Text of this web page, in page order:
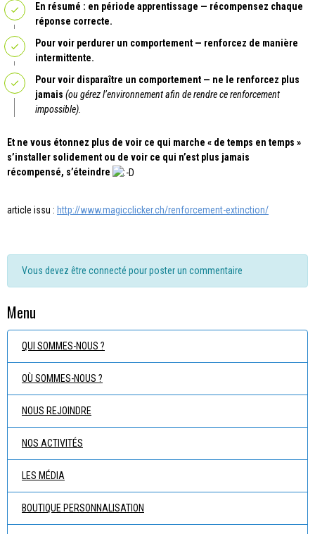
En résumé : en période apprentissage — récompensez chaque
réponse correcte.
Pour voir perdurer un comportement — renforcez de manière
intermittente.
Pour voir disparaître un comportement — ne le renforcez plus
jamais (ou gérez l’environnement afin de rendre ce renforcement
impossible).
Et ne vous étonnez plus de voir ce qui marche « de temps en temps »
s’installer solidement ou de voir ce qui n’est plus jamais
récompensé, s’éteindre
article issu : http://www.magicclicker.ch/renforcement-extinction/
Vous devez être connecté pour poster un commentaire
Menu
QUI SOMMES-NOUS ?
OÙ SOMMES-NOUS ?
NOUS REJOINDRE
NOS ACTIVITÉS
LES MÉDIA
BOUTIQUE PERSONNALISATION